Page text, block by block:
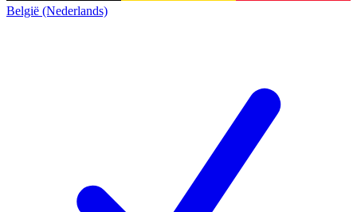
België (Nederlands)